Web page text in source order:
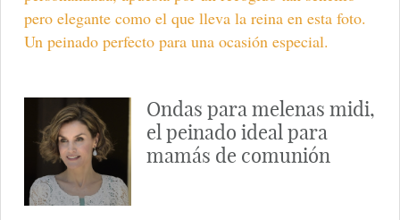
pero elegante como el que lleva la reina en esta foto.
Un peinado perfecto para una ocasión especial.
Ondas para melenas midi,
el peinado ideal para
mamás de comunión